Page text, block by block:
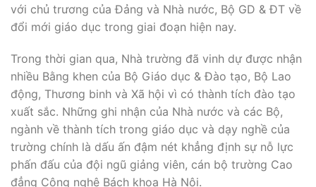
với chủ trương của Đảng và Nhà nước, Bộ GD & ĐT về
đổi mới giáo dục trong giai đoạn hiện nay.
Trong thời gian qua, Nhà trường đã vinh dự được nhận
nhiều Bằng khen của Bộ Giáo dục & Đào tạo, Bộ Lao
động, Thương binh và Xã hội vì có thành tích đào tạo
xuất sắc. Những ghi nhận của Nhà nước và các Bộ,
ngành về thành tích trong giáo dục và dạy nghề của
trường chính là dấu ấn đậm nét khẳng định sự nỗ lực
phấn đấu của đội ngũ giảng viên, cán bộ trường Cao
đẳng Công nghệ Bách khoa Hà Nội.